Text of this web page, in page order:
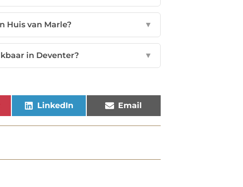
Huis van Marle? ▼
in Deventer? ▼
LinkedIn Email